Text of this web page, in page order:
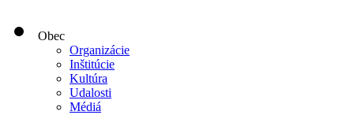
Obec
Organizácie
Inštitúcie
Kultúra
Udalosti
Médiá